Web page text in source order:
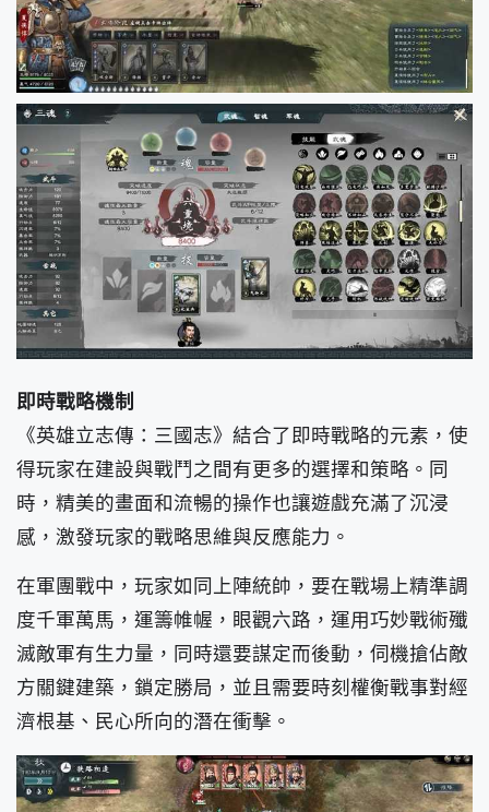
即時戰略機制
《英雄立志傳：三國志》結合了即時戰略的元素，使
得玩家在建設與戰鬥之間有更多的選擇和策略。同
時，精美的畫面和流暢的操作也讓遊戲充滿了沉浸
感，激發玩家的戰略思維與反應能力。
在軍團戰中，玩家如同上陣統帥，要在戰場上精準調
度千軍萬馬，運籌帷幄，眼觀六路，運用巧妙戰術殲
滅敵軍有生力量，同時還要謀定而後動，伺機搶佔敵
方關鍵建築，鎖定勝局，並且需要時刻權衡戰事對經
濟根基、民心所向的潛在衝擊。